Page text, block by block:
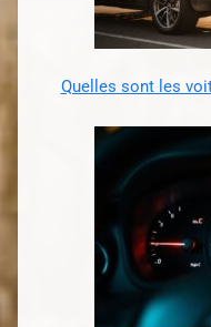
Quelles sont les